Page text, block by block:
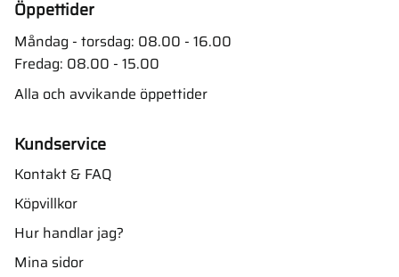
Öppettider
Måndag - torsdag: 08.00 - 16.00
Fredag: 08.00 - 15.00
Alla och avvikande öppettider
Kundservice
Kontakt & FAQ
Köpvillkor
Hur handlar jag?
Mina sidor